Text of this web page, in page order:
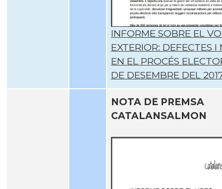
INFORME SOBRE EL
EXTERIOR: DEFECTES I
EN EL PROCÉS
DE DESEMBRE DEL
NOTA DE PREMSA
CATALANSALMON